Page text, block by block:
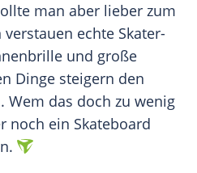
man aber lieber zum
echte Skater-
und große
Dinge steigern den
Wem das doch zu wenig
noch ein Skateboard